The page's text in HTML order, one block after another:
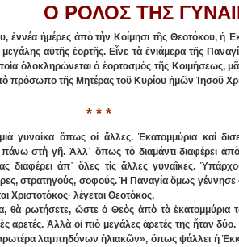
Ο ΡΟΛΟΣ ΤΗΣ
ἐννέα ἡμέρες ἀπὸ τὴν Κοίμησι τῆς Θεοτόκου, ἡ
μεγάλης αὐτῆς ἑορτῆς. Εἶνε τὰ ἐνιάμερα τῆς
ὁλοκληρώνεται ὁ ἑορτασμὸς τῆς Κοιμήσεως,
πρόσωπο τῆς Μητέρας τοῦ Κυρίου ἡμῶν Ἰησοῦ
* * *
γυναίκα ὅπως οἱ ἄλλες. Ἑκατομμύ­ρια καὶ
στὴ γῆ. Ἀλλ᾽ ὅπως τὸ διαμάντι διαφέρει ἀπὸ
διαφέρει ἀπ᾽ ὅλες τὶς ἄλλες γυ­ναῖκες.
στρατη­γούς, σο­φούς. Ἡ Παναγία ὅμως
Χριστοτόκος· λέγεται Θεοτόκος.
θὰ ρωτήσετε, ὥστε ὁ Θεὸς ἀ­πὸ τὰ ἑκατομμύρια
ἀρετές. Ἀλλὰ οἱ πιὸ μεγάλες ἀ­­ρετές της ἦταν
λαμπηδό­νων ἡλιακῶν», ὅπως ψάλλει ἡ